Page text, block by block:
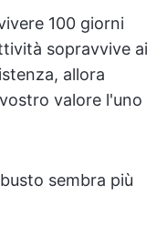
100 giorni
sopravvive ai
allora
valore l'uno
sembra più